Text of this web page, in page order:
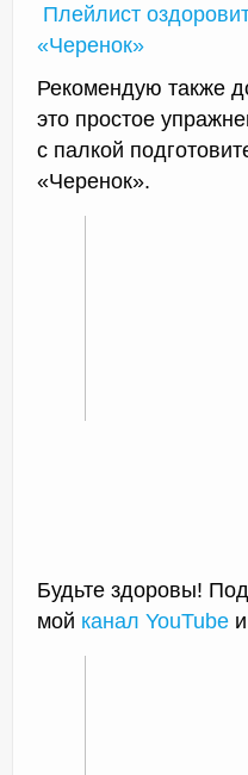
Плейлист
«Черенок»
Рекомендую также
это простое
с палкой
«Черенок».
Будьте здоровы!
мой канал YouTube и